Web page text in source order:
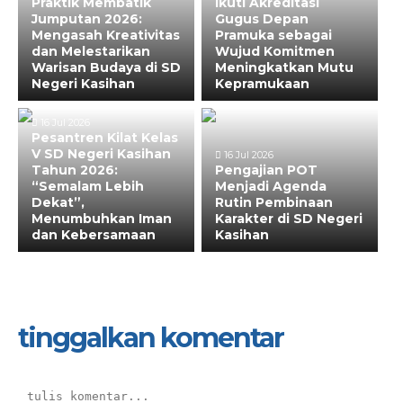
Jumputan 2026:
Mengasah Kreativitas
dan Melestarikan
Warisan Budaya di SD
Negeri Kasihan
Gugus Depan
Pramuka sebagai
Wujud Komitmen
Meningkatkan Mutu
Kepramukaan
16 Jul 2026
Pesantren Kilat Kelas
V SD Negeri Kasihan
Tahun 2026:
“Semalam Lebih
Dekat”,
Menumbuhkan Iman
dan Kebersamaan
16 Jul 2026
Pengajian POT
Menjadi Agenda
Rutin Pembinaan
Karakter di SD Negeri
Kasihan
tinggalkan komentar